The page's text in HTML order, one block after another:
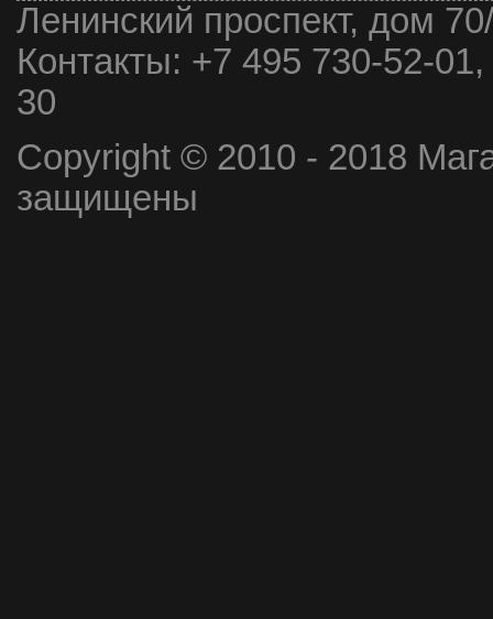
Ленинский проспект, дом
Контакты: +7 495 730-52-
30
Copyright © 2010 - 2018
защищены